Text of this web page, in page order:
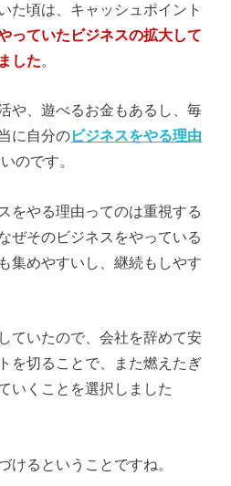
た頃は、キャッシュポイント
っていたビジネスの拡大して
した。
や、遊べるお金もあるし、毎
に自分のビジネスをやる理由
のです。
をやる理由ってのは重視する
ぜそのビジネスをやっている
集めやすいし、継続もしやす
ていたので、会社を辞めて安
を切ることで、また燃えたぎ
いくことを選択しました
けるということですね。